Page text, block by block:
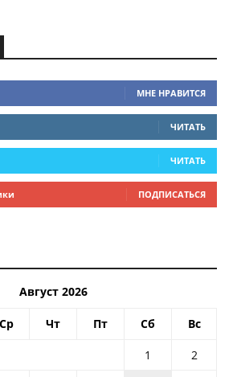
МНЕ НРАВИТСЯ
ЧИТАТЬ
ЧИТАТЬ
ПОДПИСАТЬСЯ
Август 2026
Ср Чт Пт Сб Вс
1
2